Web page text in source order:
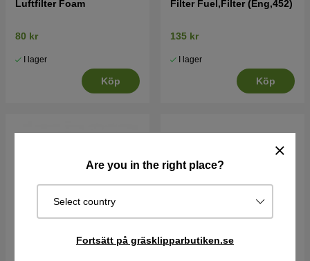
Are you in the right place?
Select country
Fortsätt på gräsklipparbutiken.se
Luftfilter Foam
80 kr
I lager
Köp
Filter Fuel,Filter (Eng,452)
135 kr
I lager
Köp